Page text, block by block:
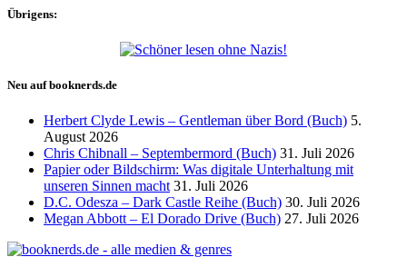
Übrigens:
Neu auf booknerds.de
Herbert Clyde Lewis – Gentleman über Bord (Buch) 5.
August 2026
Chris Chibnall – Septembermord (Buch) 31. Juli 2026
Papier oder Bildschirm: Was digitale Unterhaltung mit
unseren Sinnen macht 31. Juli 2026
D.C. Odesza – Dark Castle Reihe (Buch) 30. Juli 2026
Megan Abbott – El Dorado Drive (Buch) 27. Juli 2026